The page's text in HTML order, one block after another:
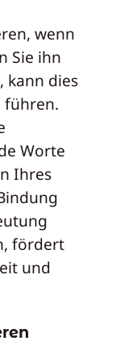
wenn
Sie ihn
kann dies
führen.
Worte
Ihres
fördert
und